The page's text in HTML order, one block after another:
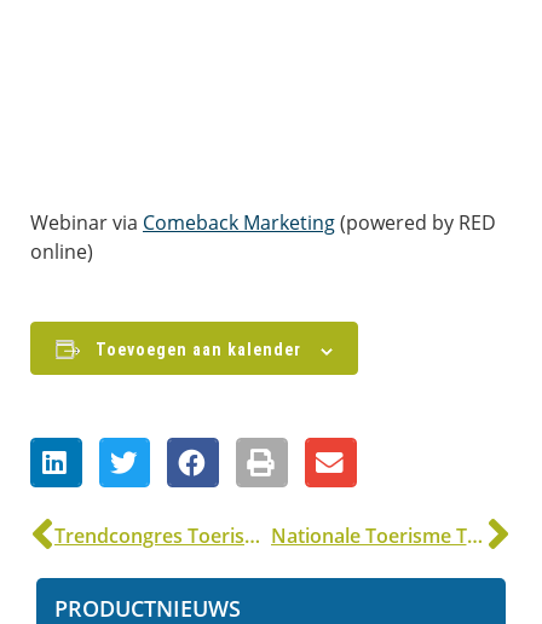
Webinar via Comeback Marketing(powered by RED
online)
Toevoegen aan kalender
Trendcongres Toerisme en Vrije Tijd Nationale Toerisme Top 2021
PRODUCTNIEUWS